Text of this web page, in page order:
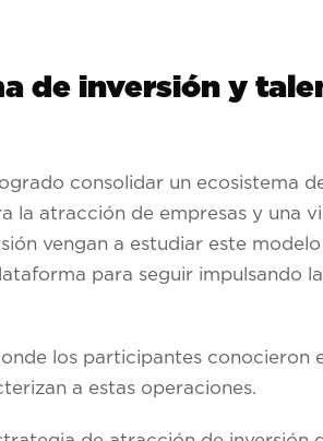
de inversión y
consolidar un ecosistema
la atracción de empresas y una
vengan a estudiar este modelo
para seguir impulsando
los participantes conocieron
a estas operaciones.